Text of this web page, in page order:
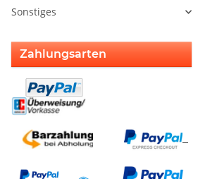
Sonstiges
Zahlungsarten